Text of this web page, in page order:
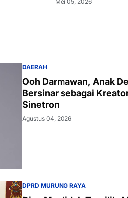
Mei 05, 2026
DAERAH
Ooh Darmawan, Anak
Bersinar sebagai
Sinetron
Agustus 04, 2026
DPRD MURUNG RAYA